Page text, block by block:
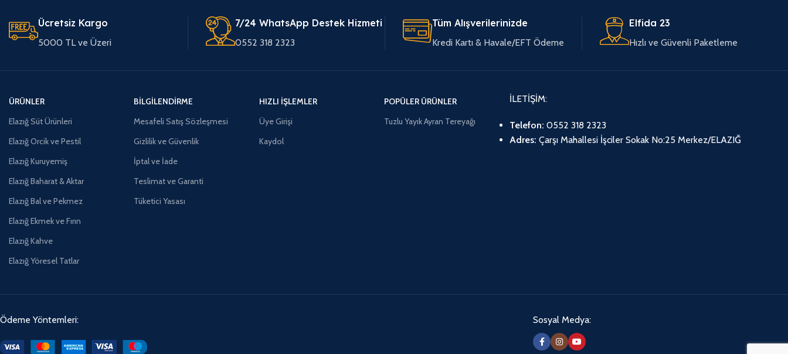
Ücretsiz Kargo
5000 TL ve Üzeri
7/24 WhatsApp Destek Hizmeti
0552 318 2323
Tüm Alışverilerinizde
Kredi Kartı & Havale/EFT Ödeme
Elfida 23
Hızlı ve Güvenli Paketleme
ÜRÜNLER
Elazığ Süt Ürünleri
Elazığ Orcik ve Pestil
Elazığ Kuruyemiş
Elazığ Baharat & Aktar
Elazığ Bal ve Pekmez
Elazığ Ekmek ve Fırın
Elazığ Kahve
Elazığ Yöresel Tatlar
BILGILENDIRME
Mesafeli Satış Sözleşmesi
Gizlilik ve Güvenlik
İptal ve İade
Teslimat ve Garanti
Tüketici Yasası
HIZLI İŞLEMLER
Üye Girişi
Kaydol
POPÜLER ÜRÜNLER
Tuzlu Yayık Ayran Tereyağı
İLETİŞİM:
Telefon: 0552 318 2323
Adres: Çarşı Mahallesi İşciler Sokak No:25 Merkez/ELAZIĞ
Ödeme Yöntemleri: Sosyal Medya: